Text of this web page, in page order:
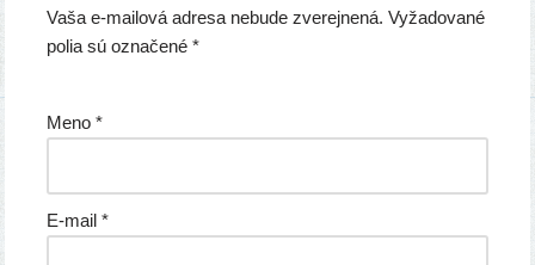
Vaša e-mailová adresa nebude zverejnená. Vyžadované
polia sú označené*
Meno*
E-mail*